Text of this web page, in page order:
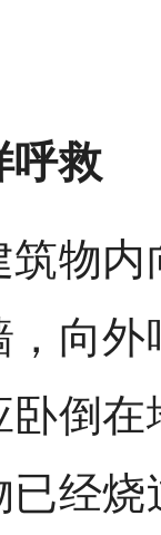
呼救
筑物
向
倒
经